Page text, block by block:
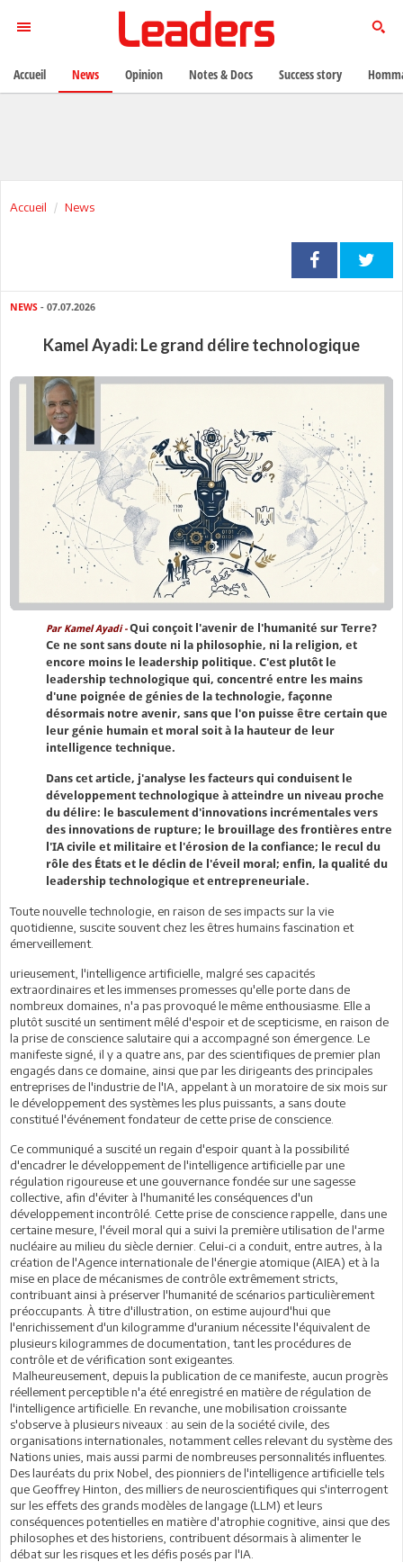
Accueil News
NEWS - 07.07.2026
Kamel Ayadi: Le grand délire technologique
Par Kamel Ayadi -Qui conçoit l'avenir de l'humanité sur Terre?
Ce ne sont sans doute ni la philosophie, ni la religion, et
encore moins le leadership politique. C'est plutôt le
leadership technologique qui, concentré entre les mains
d'une poignée de génies de la technologie, façonne
désormais notre avenir, sans que l'on puisse être certain que
leur génie humain et moral soit à la hauteur de leur
intelligence technique.
Dans cet article, j'analyse les facteurs qui conduisent le
développement technologique à atteindre un niveau proche
du délire: le basculement d'innovations incrémentales vers
des innovations de rupture; le brouillage des frontières entre
l'IA civile et militaire et l'érosion de la confiance; le recul du
rôle des États et le déclin de l'éveil moral; enfin, la qualité du
leadership technologique et entrepreneuriale.
Toute nouvelle technologie, en raison de ses impacts sur la vie
quotidienne, suscite souvent chez les êtres humains fascination et
émerveillement.
urieusement, l'intelligence artificielle, malgré ses capacités
extraordinaires et les immenses promesses qu'elle porte dans de
nombreux domaines, n'a pas provoqué le même enthousiasme. Elle a
plutôt suscité un sentiment mêlé d'espoir et de scepticisme, en raison de
la prise de conscience salutaire qui a accompagné son émergence. Le
manifeste signé, il y a quatre ans, par des scientifiques de premier plan
engagés dans ce domaine, ainsi que par les dirigeants des principales
entreprises de l'industrie de l'IA, appelant à un moratoire de six mois sur
le développement des systèmes les plus puissants, a sans doute
constitué l'événement fondateur de cette prise de conscience.
Ce communiqué a suscité un regain d'espoir quant à la possibilité
d'encadrer le développement de l'intelligence artificielle par une
régulation rigoureuse et une gouvernance fondée sur une sagesse
collective, afin d'éviter à l'humanité les conséquences d'un
développement incontrôlé. Cette prise de conscience rappelle, dans une
certaine mesure, l'éveil moral qui a suivi la première utilisation de l'arme
nucléaire au milieu du siècle dernier. Celui-ci a conduit, entre autres, à la
création de l'Agence internationale de l'énergie atomique (AIEA) et à la
mise en place de mécanismes de contrôle extrêmement stricts,
contribuant ainsi à préserver l'humanité de scénarios particulièrement
préoccupants. À titre d'illustration, on estime aujourd'hui que
l'enrichissement d'un kilogramme d'uranium nécessite l'équivalent de
plusieurs kilogrammes de documentation, tant les procédures de
contrôle et de vérification sont exigeantes.
Malheureusement, depuis la publication de ce manifeste, aucun progrès
réellement perceptible n'a été enregistré en matière de régulation de
l'intelligence artificielle. En revanche, une mobilisation croissante
s'observe à plusieurs niveaux : au sein de la société civile, des
organisations internationales, notamment celles relevant du système des
Nations unies, mais aussi parmi de nombreuses personnalités influentes.
Des lauréats du prix Nobel, des pionniers de l'intelligence artificielle tels
que Geoffrey Hinton, des milliers de neuroscientifiques qui s'interrogent
sur les effets des grands modèles de langage (LLM) et leurs
conséquences potentielles en matière d'atrophie cognitive, ainsi que des
philosophes et des historiens, contribuent désormais à alimenter le
débat sur les risques et les défis posés par l'IA.
Accueil News Opinion Notes & Docs Success story